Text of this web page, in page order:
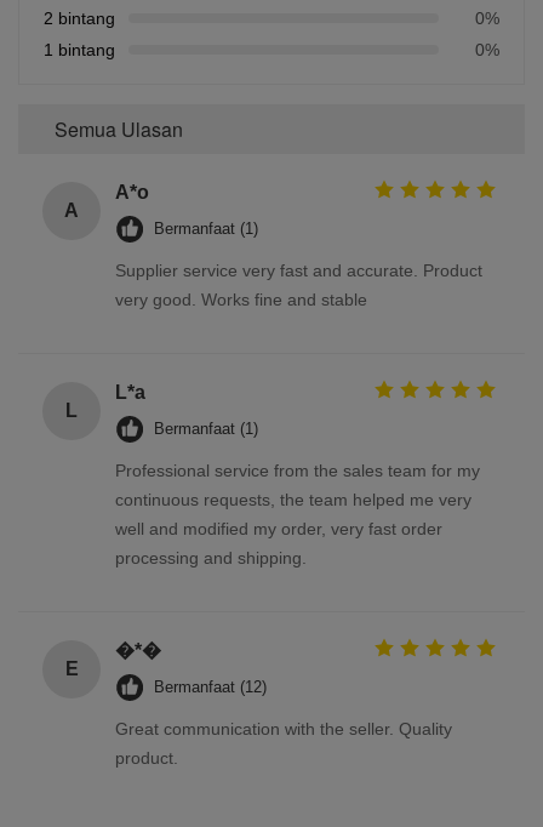
2 bintang
0%
1 bintang
0%
Semua Ulasan
A
A*o
Bermanfaat (1)
Supplier service very fast and accurate. Product
very good. Works fine and stable
L
L*a
Bermanfaat (1)
Professional service from the sales team for my
continuous requests, the team helped me very
well and modified my order, very fast order
processing and shipping.
Е
�*�
Bermanfaat (12)
Great communication with the seller. Quality
product.